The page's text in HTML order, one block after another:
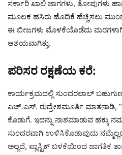
ಸರ್ಕಾರಿ ಖಾಲಿ ಜಾಗಗಳು, ತೋಪುಗಳು
ಮೂಲಕ ಹಸಿರು ಹೊದಿಕೆ ಹೆಚ್ಚಿಸಲು
ಈ ಬೀಜಗಳು ಮೊಳಕೆಯೊಡೆದು
ಆಶಯವಾಗಿತ್ತು.
ಪರಿಸರ ರಕ್ಷಣೆಯ ಕರೆ:
ಕಾರ್ಯಕ್ರಮದಲ್ಲಿ ಸುಂದರಲಾಲ್
ಎಚ್.ಎಸ್. ರುದ್ರೇಶಮೂರ್ತಿ ಮಾತನಾಡಿ,
ಕೊಡುಗೆ. ಇದನ್ನು ನಾಶಮಾಡುವ ಹಕ್ಕು
ಸುಂದರವಾಗಿ ಉಳಿಸಿಕೊಡುವುದು
ಅಲ್ಲದೆ, ಪ್ಲಾಸ್ಟಿಕ್ ಬಳಕೆಯಿಂದ ಜಾಗತಿಕ